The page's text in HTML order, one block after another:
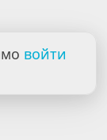
войти